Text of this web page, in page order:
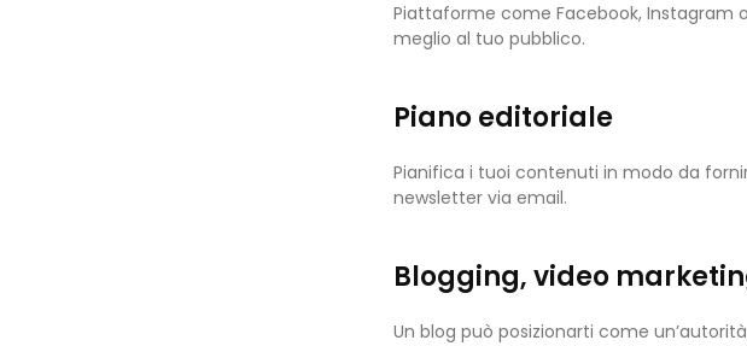
Piattaforme come Facebook, Instagram
meglio al tuo pubblico.
Piano editoriale
Pianifica i tuoi contenuti in modo da
newsletter via email.
Blogging, video
Un blog può posizionarti come